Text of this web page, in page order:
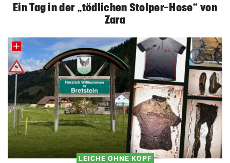
Ein Tag in der „tödlichen Stolper-Hose“ von
Zara
LEICHE OHNE KOPF